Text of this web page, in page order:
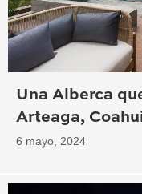
Una Alberca
Arteaga,
6 mayo, 2024